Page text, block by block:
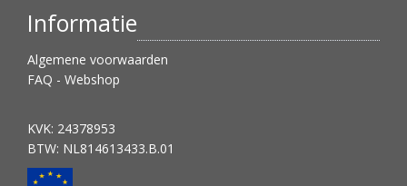
Informatie
Algemene voorwaarden
FAQ - Webshop
KVK: 24378953
BTW: NL814613433.B.01